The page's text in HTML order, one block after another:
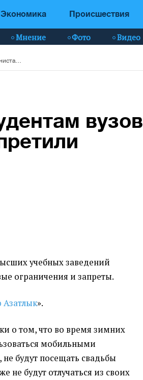
Экономика Происшествия
Мнение Фото Видео
вузов
учебных заведений
ограничения и запреты.
Азатлык».
о том, что во время зимних
мобильными
будут посещать свадьбы
не будут отлучаться из своих